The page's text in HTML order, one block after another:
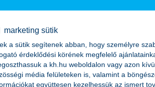
régiós társainkhoz képest, és egyelőre a
marketing sütik
a sütik segítenek abban, hogy személyre
érdeklődési körének megfelelő
a kh.hu weboldalon vagy azon
média felületeken is, valamint a
együttesen kezelhessük az ismert